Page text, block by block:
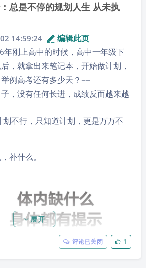
men made tools with
it is easier to shape than
used wood and skins,but these
does not decay,and so the
remained when even the men
disappeared without trace.
fossil man
found in seamers moor in yorkshire.
总是不停的规划人生 从未执
14:59:24
编辑此页
年刚上高中的时候，高中一年级下
，就拿出来笔记本，开始做计划，
例高考还有多少天？==
，没有任何长进，成绩反而越来越
划不行，只知道计划，更是万万不
补什么。
展开
评论已关闭 1